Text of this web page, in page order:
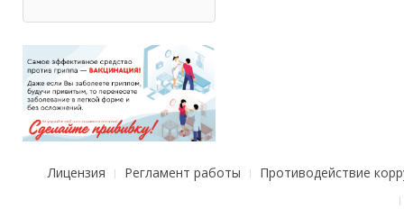
Лицензия Регламент работы Противодействие